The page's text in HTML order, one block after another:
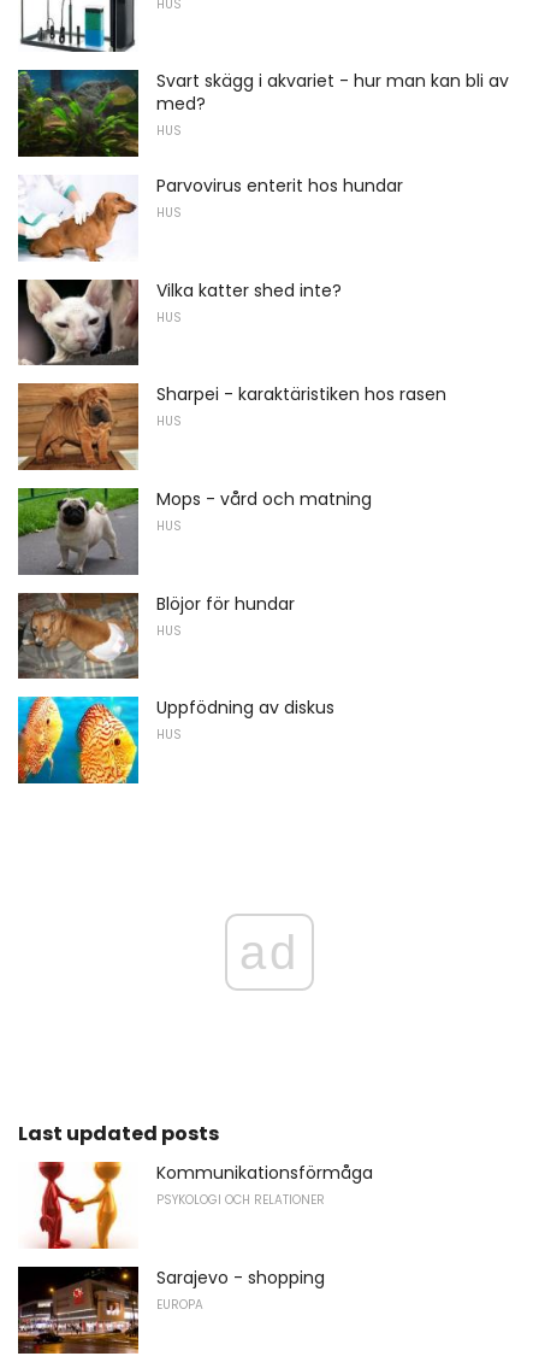
HUS
Svart skägg i akvariet - hur man kan bli av
med?
HUS
Parvovirus enterit hos hundar
HUS
Vilka katter shed inte?
HUS
Sharpei - karaktäristiken hos rasen
HUS
Mops - vård och matning
HUS
Blöjor för hundar
HUS
Uppfödning av diskus
HUS
ad
Last updated posts
Kommunikationsförmåga
PSYKOLOGI OCH RELATIONER
Sarajevo - shopping
EUROPA